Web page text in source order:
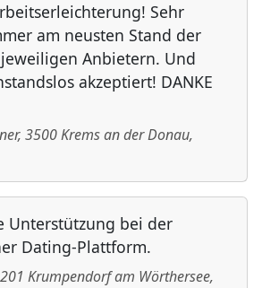
Sehr
am neusten Stand der
Anbietern. Und
akzeptiert! DANKE
, 3500Krems an der Donau,
Unterstützung bei der
Dating-Plattform.
Krumpendorf am Wörthersee,